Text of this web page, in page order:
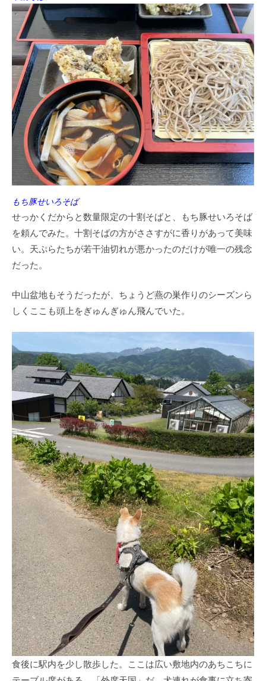
もち豚せいろそば
せっかくだからと数量限定の十割そばと、もち豚せいろそば
を頼んでみた。十割そばの方がささすがに香りがあって美味
い。天ぷらたちが若干油切れが悪かったのだけが唯一の残念
だった。
中山盆地もそうだったが、ちょうど燕の巣作りのシーズンら
しくここも頭上をぎゅんぎゅん飛んでいた。
食後に駅内を少し散歩した。ここは広い敷地内のあちこちに